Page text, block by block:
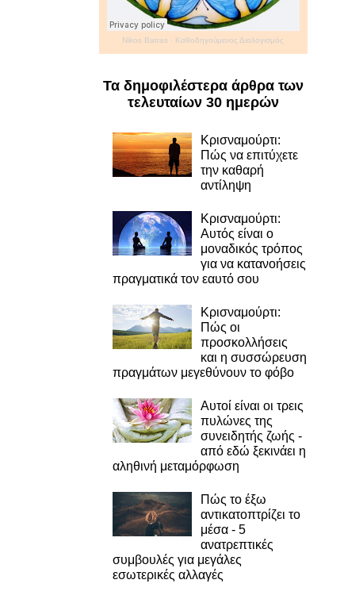
Nikos Batras · Καθοδηγούμενος Διαλογισμός
Τα δημοφιλέστερα άρθρα των
τελευταίων 30 ημερών
Κρισναμούρτι:
Πώς να επιτύχετε
την καθαρή
αντίληψη
Κρισναμούρτι:
Αυτός είναι ο
μοναδικός τρόπος
για να κατανοήσεις
πραγματικά τον εαυτό σου
Κρισναμούρτι:
Πώς οι
προσκολλήσεις
και η συσσώρευση
πραγμάτων μεγεθύνουν το φόβο
Αυτοί είναι οι τρεις
πυλώνες της
συνειδητής ζωής -
από εδώ ξεκινάει η
αληθινή μεταμόρφωση
Πώς το έξω
αντικατοπτρίζει το
μέσα - 5
ανατρεπτικές
συμβουλές για μεγάλες
εσωτερικές αλλαγές